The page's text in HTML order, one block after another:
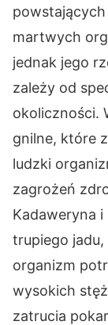
powstających
martwych
jednak jego
zależy od
okoliczności.
gnilne, które
ludzki
zagrożeń
Kadaweryna
trupiego
organizm
wysokich
zatrucia